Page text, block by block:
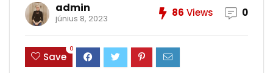
admin
június 8, 2023 86 Views 0
Save
0